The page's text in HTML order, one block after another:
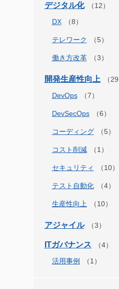
デジタル化
DX
テレワーク
働き方改革
開発生産性向上
DevOps
DevSecOps
コーディング
コスト削減
セキュリティ
テスト自動化
生産性向上
アジャイル
ITガバナンス
活用事例